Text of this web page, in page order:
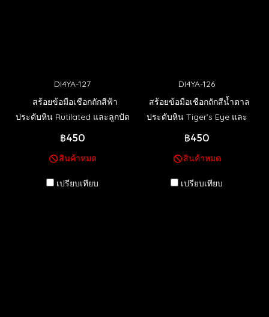
DI4YA-127
สร้อยข้อมือเชือกถักสีฟ้า
ประดับหิน Rutilated และลูกปัด
สีเงิน (out of stock)
฿450
สินค้าหมด
เปรียบเทียบ
DI4YA-126
สร้อยข้อมือเชือกถักสีน้ำตาล
ประดับหิน Tiger’s Eye และ
ลูกปัดสีเงิน (out of stock)
฿450
สินค้าหมด
เปรียบเทียบ